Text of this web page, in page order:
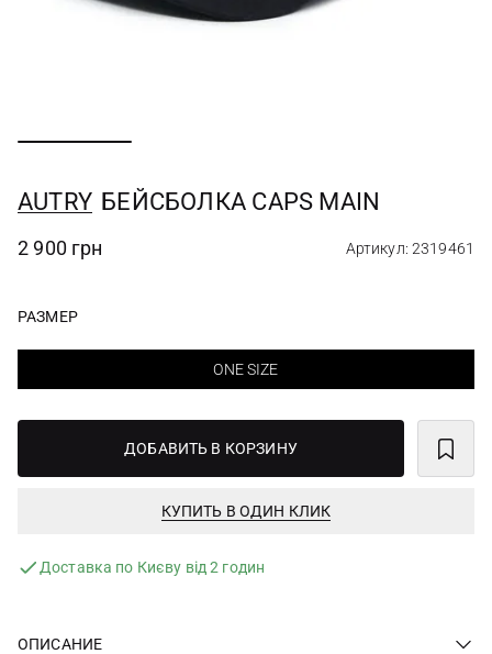
AUTRY БЕЙСБОЛКА CAPS MAIN
2 900 грн Артикул: 2319461
РАЗМЕР
ONE SIZE
ДОБАВИТЬ В КОРЗИНУ
КУПИТЬ В ОДИН КЛИК
Доставка по Києву від 2 годин
ОПИСАНИЕ